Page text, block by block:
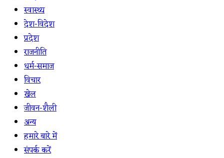
स्वास्थ्य
देश-विदेश
प्रदेश
राजनीति
धर्म-समाज
विचार
खेल
जीवन-शैली
अन्य
हमारे बारे में
संपर्क करें